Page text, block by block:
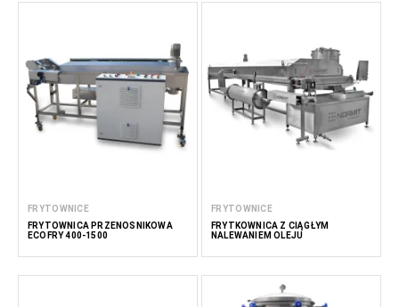
FRYTOWNICE
FRYTOWNICA PRZENOŚNIKOWA
ECOFRY 400-1500
FRYTOWNICE
FRYTKOWNICA Z CIĄGŁYM
NALEWANIEM OLEJU